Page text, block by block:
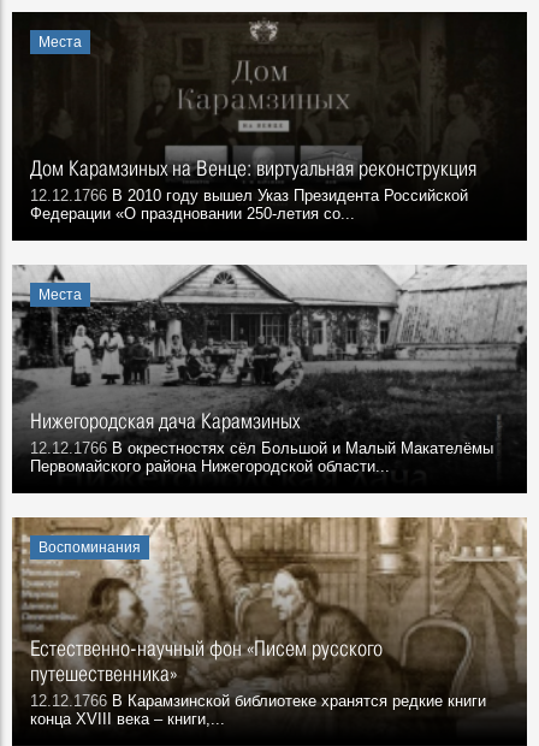
Места
Дом Карамзиных на Венце: виртуальная реконструкция
12.12.1766 В 2010 году вышел Указ Президента Российской
Федерации «О праздновании 250-летия со...
Места
Нижегородская дача Карамзиных
12.12.1766 В окрестностях сёл Большой и Малый Макателёмы
Первомайского района Нижегородской области...
Воспоминания
Естественно-научный фон «Писем русского
путешественника»
12.12.1766 В Карамзинской библиотеке хранятся редкие книги
конца XVIII века – книги,...